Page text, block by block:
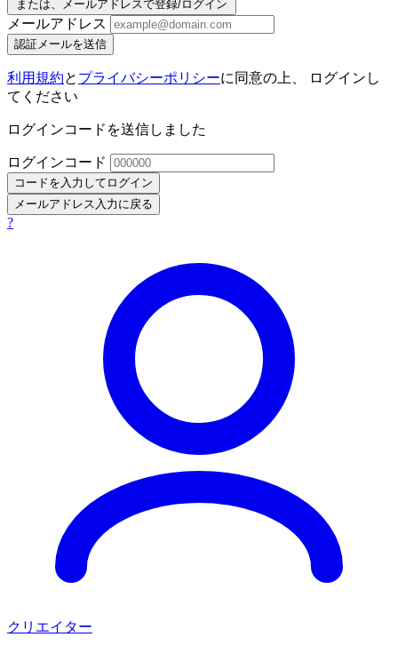
または、メールアドレスで登録/ログイン
メールアドレス
認証メールを送信
利用規約と プライバシーポリシーに同意の上、 ログインし
てください
ログインコードを送信しました
ログインコード
コードを入力してログイン
メールアドレス入力に戻る
?
クリエイター